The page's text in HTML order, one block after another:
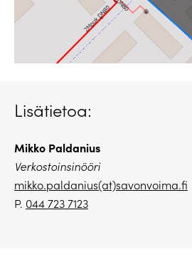
Lisätietoa:
Mikko Paldanius
Verkostoinsinööri
mikko.paldanius(at)savonvoima.fi
P. 044 723 7123